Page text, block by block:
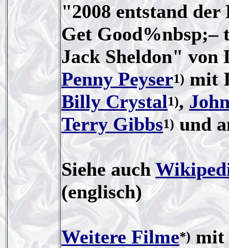
"2008 entstand
Get Good%nbsp;–
Jack Sheldon" von
Penny Peyser1)mit
Billy Crystal1),
Terry Gibbs1)und
Siehe auch
(englisch)
Weitere Filme*) mit